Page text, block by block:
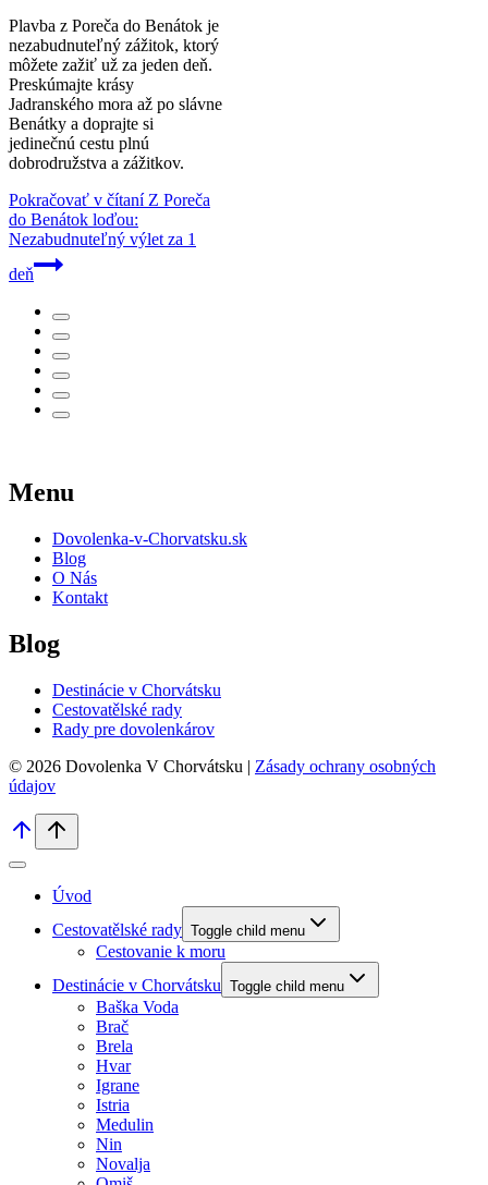
Plavba z Poreča do Benátok je
nezabudnuteľný zážitok, ktorý
môžete zažiť už za jeden deň.
Preskúmajte krásy
Jadranského mora až po slávne
Benátky a doprajte si
jedinečnú cestu plnú
dobrodružstva a zážitkov.
Pokračovať v čítaníZ Poreča
do Benátok loďou:
Nezabudnuteľný výlet za 1
deň
Menu
Dovolenka-v-Chorvatsku.sk
Blog
O Nás
Kontakt
Blog
Destinácie v Chorvátsku
Cestovatělské rady
Rady pre dovolenkárov
© 2026 Dovolenka V Chorvátsku | Zásady ochrany osobných
údajov
Úvod
Cestovatělské rady Toggle child menu
Cestovanie k moru
Destinácie v Chorvátsku Toggle child menu
Baška Voda
Brač
Brela
Hvar
Igrane
Istria
Medulin
Nin
Novalja